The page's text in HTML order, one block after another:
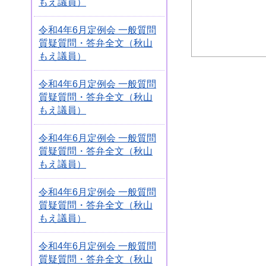
もえ議員）
令和4年6月定例会 一般質問
質疑質問・答弁全文（秋山
もえ議員）
令和4年6月定例会 一般質問
質疑質問・答弁全文（秋山
もえ議員）
令和4年6月定例会 一般質問
質疑質問・答弁全文（秋山
もえ議員）
令和4年6月定例会 一般質問
質疑質問・答弁全文（秋山
もえ議員）
令和4年6月定例会 一般質問
質疑質問・答弁全文（秋山